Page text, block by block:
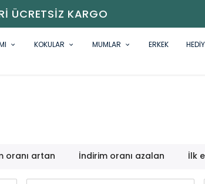
ÜCRETSIZ KARGO
KOKULAR MUMLAR ERKEK
oranı artan İndirim oranı azalan İlk